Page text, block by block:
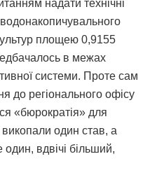
надати технічні
площею 0,9155
в межах
системи. Проте сам
до регіонального офісу
«бюрократія» для
викопали один став, а
один, вдвічі більший,